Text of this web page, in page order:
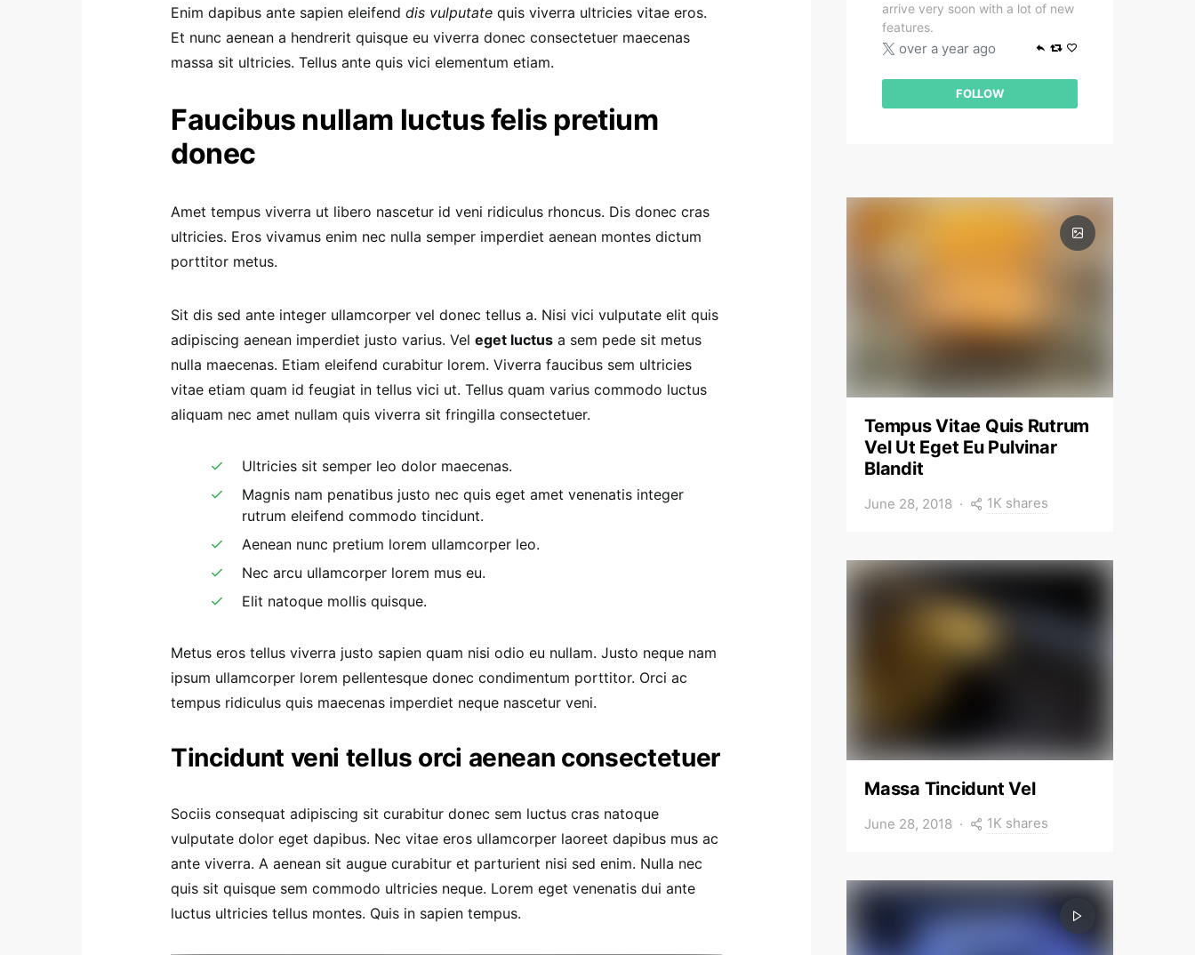
Enim dapibus ante sapien eleifend dis vulputate quis viverra ultricies vitae eros.
Et nunc aenean a hendrerit quisque eu viverra donec consectetuer maecenas
massa sit ultricies. Tellus ante quis vici elementum etiam.
Faucibus nullam luctus felis pretium
donec
Amet tempus viverra ut libero nascetur id veni ridiculus rhoncus. Dis donec cras
ultricies. Eros vivamus enim nec nulla semper imperdiet aenean montes dictum
porttitor metus.
Sit dis sed ante integer ullamcorper vel donec tellus a. Nisi vici vulputate elit quis
adipiscing aenean imperdiet justo varius. Vel eget luctus a sem pede sit metus
nulla maecenas. Etiam eleifend curabitur lorem. Viverra faucibus sem ultricies
vitae etiam quam id feugiat in tellus vici ut. Tellus quam varius commodo luctus
aliquam nec amet nullam quis viverra sit fringilla consectetuer.
Ultricies sit semper leo dolor maecenas.
Magnis nam penatibus justo nec quis eget amet venenatis integer
rutrum eleifend commodo tincidunt.
Aenean nunc pretium lorem ullamcorper leo.
Nec arcu ullamcorper lorem mus eu.
Elit natoque mollis quisque.
Metus eros tellus viverra justo sapien quam nisi odio eu nullam. Justo neque nam
ipsum ullamcorper lorem pellentesque donec condimentum porttitor. Orci ac
tempus ridiculus quis maecenas imperdiet neque nascetur veni.
Tincidunt veni tellus orci aenean consectetuer
Sociis consequat adipiscing sit curabitur donec sem luctus cras natoque
vulputate dolor eget dapibus. Nec vitae eros ullamcorper laoreet dapibus mus ac
ante viverra. A aenean sit augue curabitur et parturient nisi sed enim. Nulla nec
quis sit quisque sem commodo ultricies neque. Lorem eget venenatis dui ante
luctus ultricies tellus montes. Quis in sapien tempus.
arrive very soon with a lot of new
features.
over a year ago
FOLLOW
Tempus Vitae Quis Rutrum
Vel Ut Eget Eu Pulvinar
Blandit
June 28, 2018 1K shares
Massa Tincidunt Vel
June 28, 2018 1K shares